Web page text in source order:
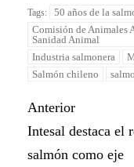
Tags: 50 años de la
Comisión de Animales
Sanidad Animal
Industria salmonera
Salmón chileno
Anterior
Intesal destaca el
salmón como eje